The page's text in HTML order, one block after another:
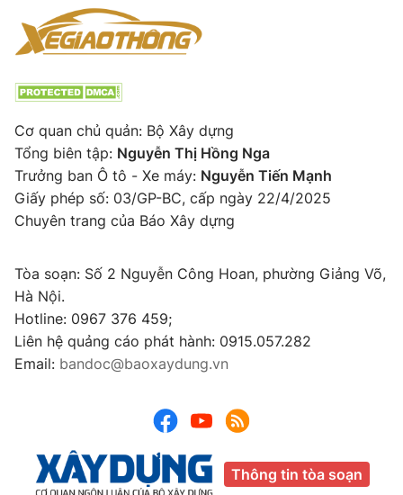
Cơ quan chủ quản: Bộ Xây dựng
Tổng biên tập: Nguyễn Thị Hồng Nga
Trưởng ban Ô tô - Xe máy: Nguyễn Tiến Mạnh
Giấy phép số: 03/GP-BC, cấp ngày 22/4/2025
Chuyên trang của Báo Xây dựng
Tòa soạn: Số 2 Nguyễn Công Hoan, phường Giảng Võ,
Hà Nội.
Hotline: 0967 376 459;
Liên hệ quảng cáo phát hành: 0915.057.282
Email: bandoc@baoxaydung.vn
Thông tin tòa soạn